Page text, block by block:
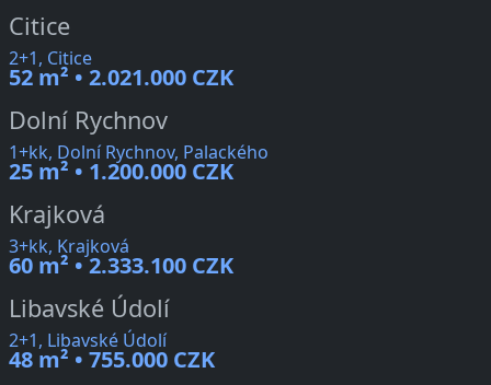
Citice
2+1, Citice
52 m² • 2.021.000 CZK
Dolní Rychnov
1+kk, Dolní Rychnov, Palackého
25 m² • 1.200.000 CZK
Krajková
3+kk, Krajková
60 m² • 2.333.100 CZK
Libavské Údolí
2+1, Libavské Údolí
48 m² • 755.000 CZK